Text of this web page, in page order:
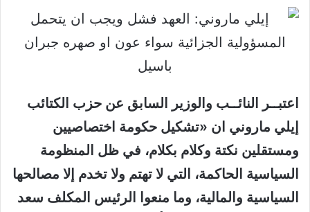
اعتبــر النائــب والوزير السابق عن حزب الكتائب
إيلي ماروني ان «تشكيل حكومة اختصاصيين
ومستقلين نكتة وكلام بكلام، في ظل المنظومة
السياسية الحاكمة، التي لا تهتم ولا تخدم إلا مصالحها
السياسية والمالية، وما منعوا الرئيس المكلف سعد